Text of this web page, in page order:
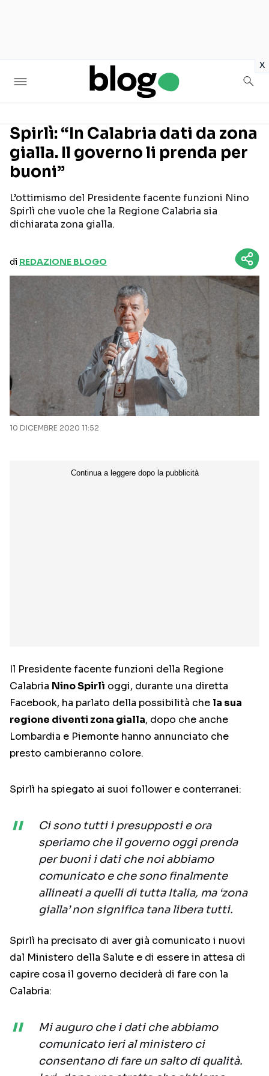
x
Seguici sui social
Spirlì: “In Calabria dati da zona
gialla. Il governo li prenda per
buoni”
L’ottimismo del Presidente facente funzioni Nino
Spirlì che vuole che la Regione Calabria sia
dichiarata zona gialla.
di REDAZIONE BLOGO
10 DICEMBRE 2020 11:52
Il Presidente facente funzioni della Regione
Calabria Nino Spirlì oggi, durante una diretta
Facebook, ha parlato della possibilità che la sua
regione diventi zona gialla, dopo che anche
Lombardia e Piemonte hanno annunciato che
presto cambieranno colore.
Spirlì ha spiegato ai suoi follower e conterranei:
Ci sono tutti i presupposti e ora
speriamo che il governo oggi prenda
per buoni i dati che noi abbiamo
comunicato e che sono finalmente
allineati a quelli di tutta Italia, ma ‘zona
gialla’ non significa tana libera tutti.
Spirlì ha precisato di aver già comunicato i nuovi
dal Ministero della Salute e di essere in attesa di
capire cosa il governo deciderà di fare con la
Calabria:
Mi auguro che i dati che abbiamo
comunicato ieri al ministero ci
consentano di fare un salto di qualità.